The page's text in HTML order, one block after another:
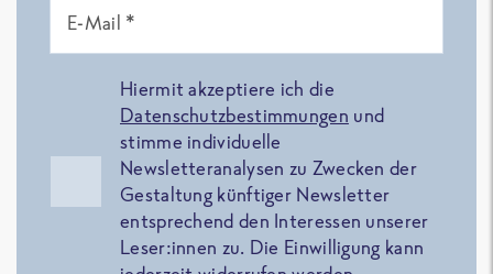
E-Mail *
Hiermit akzeptiere ich die
Datenschutzbestimmungen und
stimme individuelle
Newsletteranalysen zu Zwecken der
Gestaltung künftiger Newsletter
entsprechend den Interessen unserer
Leser:innen zu. Die Einwilligung kann